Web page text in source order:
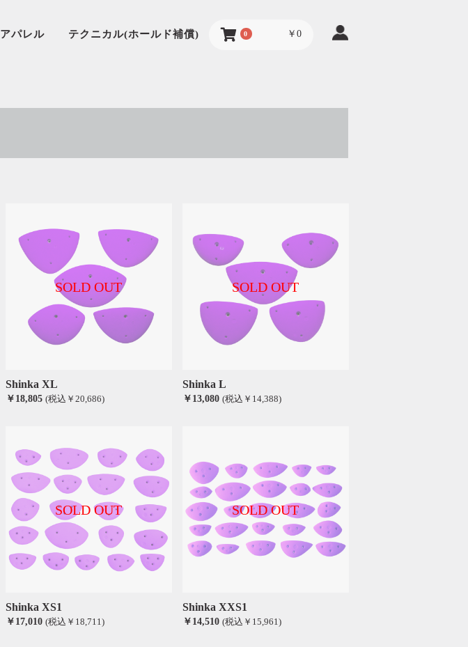
アパレル テクニカル(ホールド補償) 0 ￥0
SOLD OUT
Shinka XL
￥18,805 (税込￥20,686)
SOLD OUT
Shinka L
￥13,080 (税込￥14,388)
SOLD OUT
Shinka XS1
￥17,010 (税込￥18,711)
SOLD OUT
Shinka XXS1
￥14,510 (税込￥15,961)